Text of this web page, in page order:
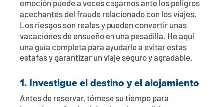
emoción puede a veces cegarnos ante los peligros
acechantes del fraude relacionado con los viajes.
Los riesgos son reales y pueden convertir unas
vacaciones de ensueño en una pesadilla. He aquí
una guía completa para ayudarle a evitar estas
estafas y garantizar un viaje seguro y agradable.
1. Investigue el destino y el alojamiento
Antes de reservar, tómese su tiempo para